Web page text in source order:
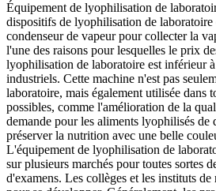
Équipement de lyophilisation de
dispositifs de lyophilisation de laboratoire
condenseur de vapeur pour collecter la
l'une des raisons pour lesquelles le prix
lyophilisation de laboratoire est inférieur
industriels. Cette machine n'est pas
laboratoire, mais également utilisée dans
possibles, comme l'amélioration de la
demande pour les aliments lyophilisés de
préserver la nutrition avec une belle
L'équipement de lyophilisation de
sur plusieurs marchés pour toutes sortes
d'examens. Les collèges et les instituts de